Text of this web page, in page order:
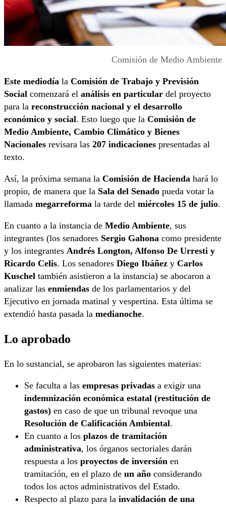
Comisión de Medio Ambiente
Este mediodía la Comisión de Trabajo y Previsión
Social comenzará el análisis en particular del proyecto
para la reconstrucción nacional y el desarrollo
económico y social. Esto luego que la Comisión de
Medio Ambiente, Cambio Climático y Bienes
Nacionales revisara las 207 indicaciones presentadas al
texto.
Así, la próxima semana la Comisión de Hacienda hará lo
propio, de manera que la Sala del Senado pueda votar la
llamada megarreforma la tarde del miércoles 15 de julio.
En cuanto a la instancia de Medio Ambiente, sus
integrantes (los senadores Sergio Gahona como presidente
y los integrantes Andrés Longton, Alfonso De Urresti y
Ricardo Celis. Los senadores Diego Ibáñez y Carlos
Kuschel también asistieron a la instancia) se abocaron a
analizar las enmiendas de los parlamentarios y del
Ejecutivo en jornada matinal y vespertina. Esta última se
extendió hasta pasada la medianoche.
Lo aprobado
En lo sustancial, se aprobaron las siguientes materias:
Se faculta a las empresas privadas a exigir una
indemnización económica estatal (restitución de
gastos) en caso de que un tribunal revoque una
Resolución de Calificación Ambiental.
En cuanto a los plazos de tramitación
administrativa, los órganos sectoriales darán
respuesta a los proyectos de inversión en
tramitación, en el plazo de un año considerando
todos los actos administrativos del Estado.
Respecto al plazo para la invalidación de una